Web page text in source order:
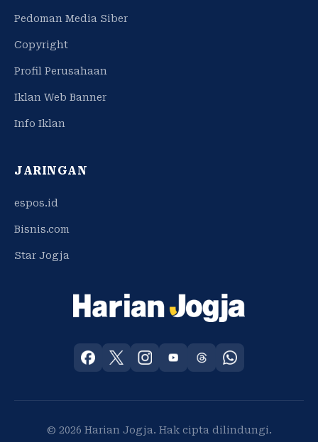
Pedoman Media Siber
Copyright
Profil Perusahaan
Iklan Web Banner
Info Iklan
JARINGAN
espos.id
Bisnis.com
Star Jogja
© 2026 Harian Jogja. Hak cipta dilindungi.